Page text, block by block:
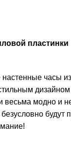
пластинки
часы
весьма модно и
будут